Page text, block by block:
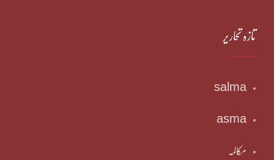
تازہ تحاریر
salma
asma
مکالمہ